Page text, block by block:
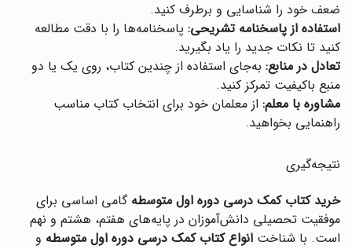
ضعف خود را شناسایی و برطرف کنید.
استفاده از پاسخنامه تشریحی: پاسخنامه‌ها را با دقت مطالعه
کنید تا نکات جدید را یاد بگیرید.
تعادل در منابع: به‌جای استفاده از چندین کتاب، روی یک یا دو
منبع باکیفیت تمرکز کنید.
مشاوره با معلم: از معلمان خود برای انتخاب کتاب مناسب
راهنمایی بخواهید.
نتیجه‌گیری
خرید کتاب کمک درسی دوره اول متوسطه گامی اساسی برای
موفقیت تحصیلی دانش‌آموزان در پایه‌های هفتم، هشتم و نهم
است. با شناخت انواع کتاب کمک درسی دوره اول متوسطه و